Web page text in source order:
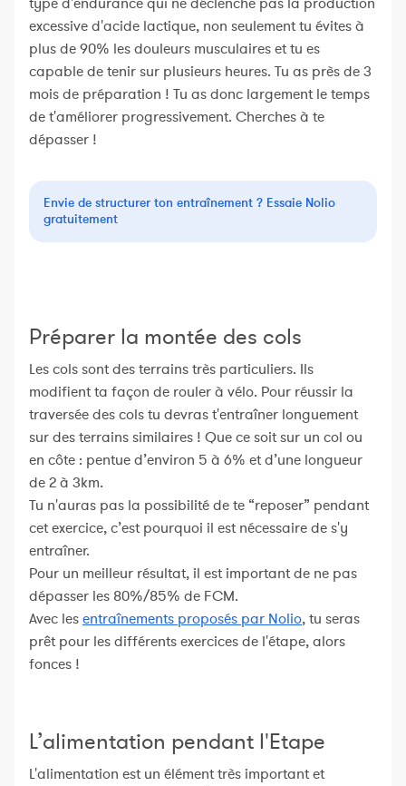
excessive d'acide lactique, non seulement tu évites à
plus de 90% les douleurs musculaires et tu es
capable de tenir sur plusieurs heures. Tu as près de 3
mois de préparation ! Tu as donc largement le temps
de t'améliorer progressivement. Cherches à te
dépasser !
Envie de structurer ton entraînement ? Essaie Nolio
gratuitement
Préparer la montée des cols
Les cols sont des terrains très particuliers. Ils
modifient ta façon de rouler à vélo. Pour réussir la
traversée des cols tu devras t'entraîner longuement
sur des terrains similaires ! Que ce soit sur un col ou
en côte : pentue d’environ 5 à 6% et d’une longueur
de 2 à 3km.
Tu n'auras pas la possibilité de te “reposer” pendant
cet exercice, c’est pourquoi il est nécessaire de s'y
entraîner.
Pour un meilleur résultat, il est important de ne pas
dépasser les 80%/85% de FCM.
Avec lesentraînements proposés par Nolio, tu seras
prêt pour les différents exercices de l'étape, alors
fonces !
L’alimentation pendant l'Etape
L'alimentation est un élément très important et